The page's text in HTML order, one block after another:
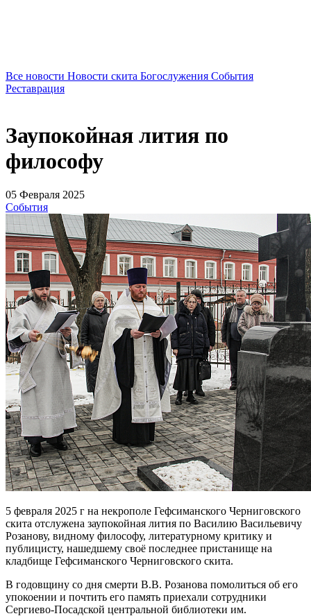
Все новости Новости скита Богослужения События
Реставрация
Заупокойная лития по
философу
05 Февраля 2025
События
5 февраля 2025 г на некрополе Гефсиманского Черниговского
скита отслужена заупокойная лития по Василию Васильевичу
Розанову, видному философу, литературному критику и
публицисту, нашедшему своё последнее пристанище на
кладбище Гефсиманского Черниговского скита.
В годовщину со дня смерти В.В. Розанова помолиться об его
упокоении и почтить его память приехали сотрудники
Сергиево-Посадской центральной библиотеки им.